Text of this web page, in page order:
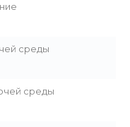
среды
среды